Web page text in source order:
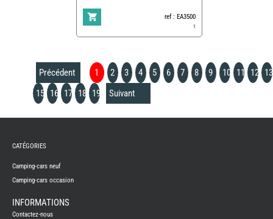
ref : EA3500
1
Précédent 1 2 3 4 5 6 7 8 9 10 11 12
13
15
16 17 18 19 Suivant
CAMPING-
NEUFS
CAMPING-
CAMPING-
CATÉGORIES
Camping-cars neuf
Camping-cars occasion
INFORMATIONS
Contactez-nous